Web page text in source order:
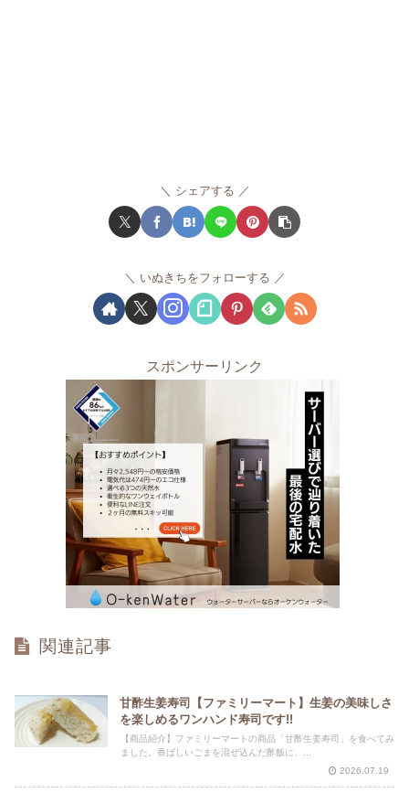
シェアする
いぬきちをフォローする
スポンサーリンク
関連記事
甘酢生姜寿司【ファミリーマート】生姜の美味しさ
を楽しめるワンハンド寿司です!!
【商品紹介】ファミリーマートの商品「甘酢生姜寿司」を食べてみ
ました。香ばしいごまを混ぜ込んだ酢飯に、...
2026.07.19